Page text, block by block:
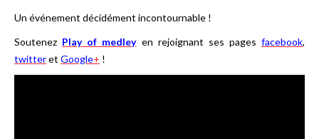
Un événement décidément incontournable !
Soutenez Play of medleyen rejoignant ses pages facebook,
twitteret Google+ !